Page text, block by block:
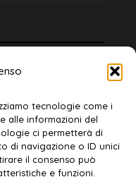
tecnologie come i
alle informazioni del
ci permetterà di
di navigazione o ID unici
il consenso può
e funzioni.